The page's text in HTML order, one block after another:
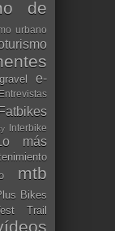
de
urbano
e-
Entrevistas
Fatbikes
Interbike
Lo más
mtb
Bikes
Trail